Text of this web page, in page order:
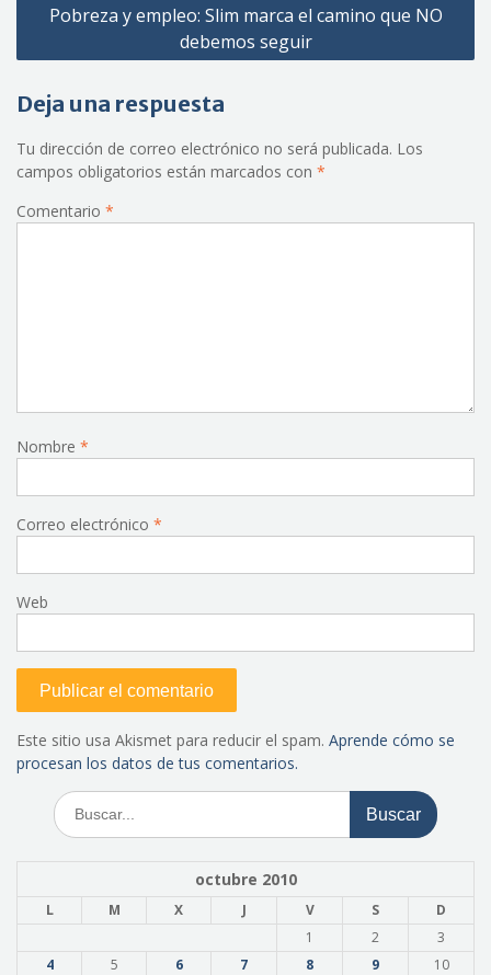
entradas
Pobreza y empleo: Slim marca el camino que NO
debemos seguir
Deja una respuesta
Tu dirección de correo electrónico no será publicada. Los
campos obligatorios están marcados con *
Comentario *
Nombre *
Correo electrónico *
Web
Este sitio usa Akismet para reducir el spam. Aprende cómo se
procesan los datos de tus comentarios.
Buscar:
octubre 2010
L M X J V S
D
1
2
3
4
5 6 7 8 9
10